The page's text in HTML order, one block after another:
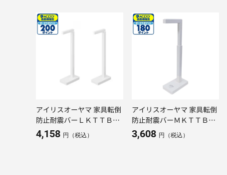
アイリスオーヤマ 家具転倒
防止耐震バーＬＫＴＴＢー
Ｌホワイト
4,158 円（税込）
アイリスオーヤマ 家具転倒
防止耐震バーＭＫＴＴＢー
Ｍホワイト
3,608 円（税込）